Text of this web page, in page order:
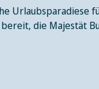
Urlaubsparadiese
bereit, die Majestät